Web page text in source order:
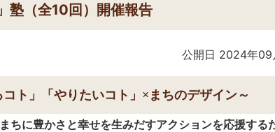
塾（全10回）開催報告
公開日 2024年09
ト」「やりたいコト」×まちのデザイン～
ちに豊かさと幸せを生みだすアクションを応援する